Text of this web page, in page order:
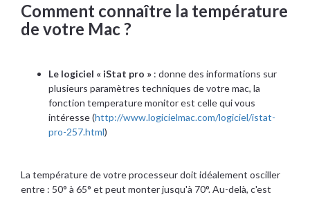
Comment connaître la température
de votre Mac ?
Le logiciel « iStat pro » : donne des informations sur
plusieurs paramètres techniques de votre mac, la
fonction temperature monitor est celle qui vous
intéresse (http://www.logicielmac.com/logiciel/istat-
pro-257.html)
La température de votre processeur doit idéalement osciller
entre : 50° à 65° et peut monter jusqu'à 70°. Au-delà, c'est